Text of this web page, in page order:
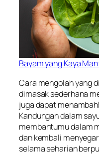
Bayam yang Kaya
Cara mengolah yang
dimasak sederhana
juga dapat
Kandungan dalam
membantumu dalam
dan kembali
selama seharian